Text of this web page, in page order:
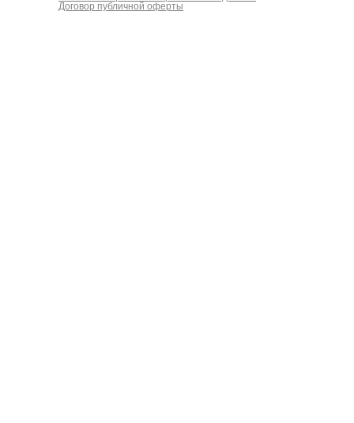
Договор публичной оферты